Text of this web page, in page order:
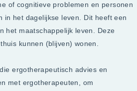
of cognitieve problemen en personen
in het dagelijkse leven. Dit heeft een
het maatschappelijk leven. Deze
kunnen (blijven) wonen.
ergotherapeutisch advies en
met ergotherapeuten, om